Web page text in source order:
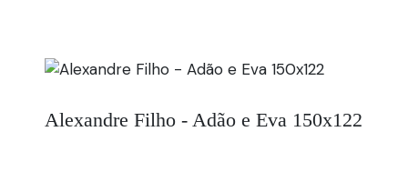
Alexandre Filho - Adão e Eva 150x122